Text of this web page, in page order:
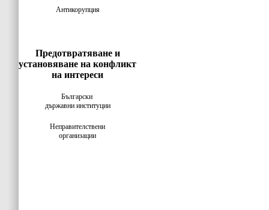
Антикорупция
Предотвратяване и
установяване на конфликт
на интереси
Български
държавни институции
Неправителствени
организации